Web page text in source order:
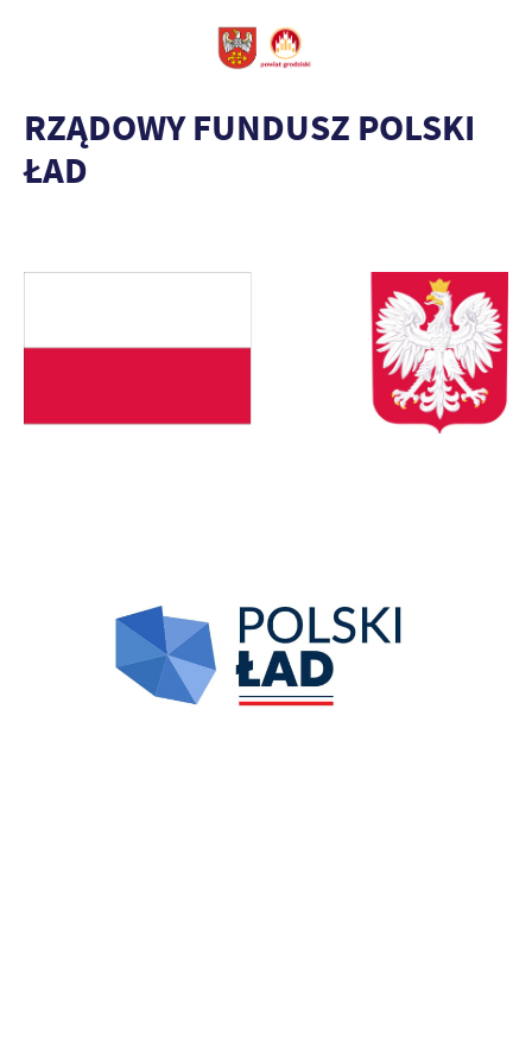
RZĄDOWY FUNDUSZ POLSKI
ŁAD